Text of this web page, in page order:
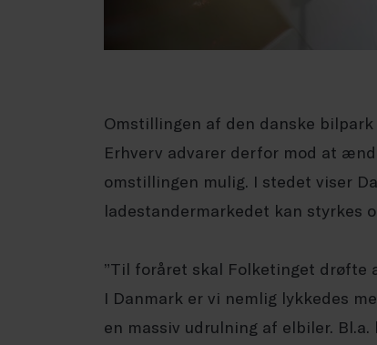
Omstillingen af den danske
Erhverv advarer derfor mod at
omstillingen mulig. I stedet viser
ladestandermarkedet kan styrkes
”Til foråret skal Folketinget drøfte
I Danmark er vi nemlig lykkedes
en massiv udrulning af elbiler.